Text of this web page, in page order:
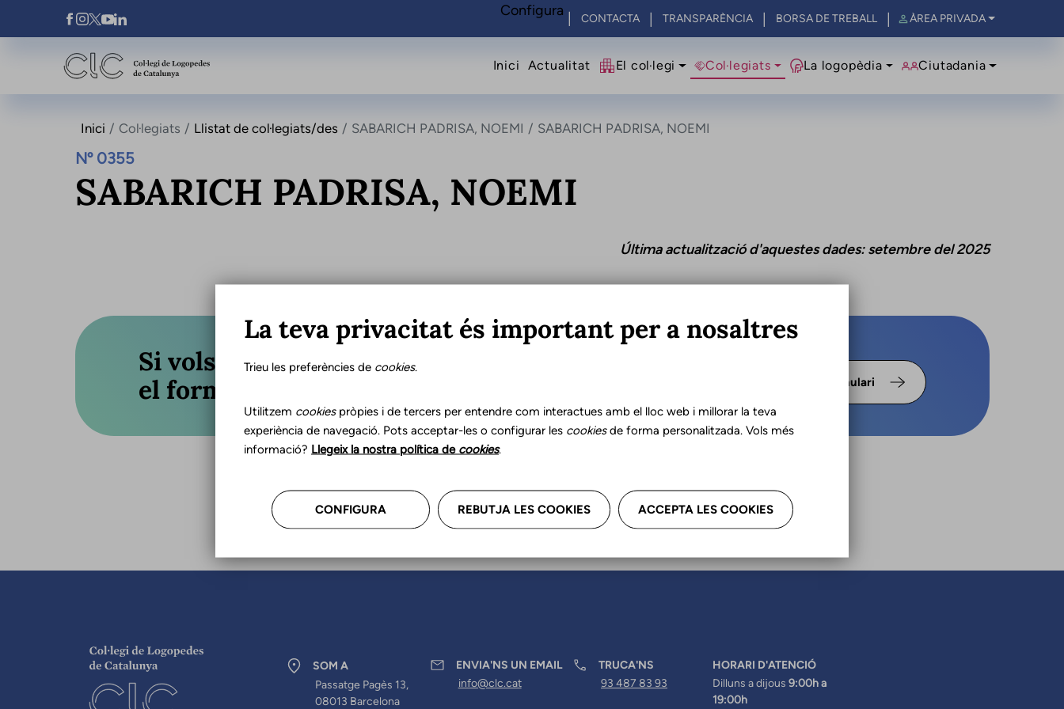
Vés al contingut
Xarxes Socials CONTACTA TRANSPARÈNCIA BORSA DE TREBALL ÀREA PRIVADA
Navegació principal
Inici Actualitat El col·legi Col·legiats La logopèdia Ciutadania
Inici Col·legiats Llistat de col·legiats/des SABARICH PADRISA, NOEMI SABARICH PADRISA, NOEMI
Nº 0355
SABARICH PADRISA, NOEMI
Última actualització d'aquestes dades: setembre del 2025
Si vols actualitzar les teves dades professionals omple
el formulari o truca'ns.
Formulari
SOM A
Passatge Pagès 13,
08013 Barcelona
ENVIA'NS UN EMAIL
info@clc.cat
TRUCA'NS
93 487 83 93
HORARI D'ATENCIÓ
Dilluns a dijous 9:00h a
19:00h
Configura
La teva privacitat és important per a nosaltres
Trieu les preferències de cookies.
Utilitzem cookiespròpies i de tercers per entendre com interactues amb el lloc web i millorar la teva
experiència de navegació. Pots acceptar-les o configurar les cookiesde forma personalitzada. Vols més
informació? Llegeix la nostra política de cookies.
CONFIGURA REBUTJA LES COOKIES ACCEPTA LES COOKIES